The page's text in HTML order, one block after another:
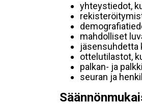
yhteystiedot,
mahdolliset
jäsensuhdetta
ottelutilastot,
palkan- ja
seuran ja